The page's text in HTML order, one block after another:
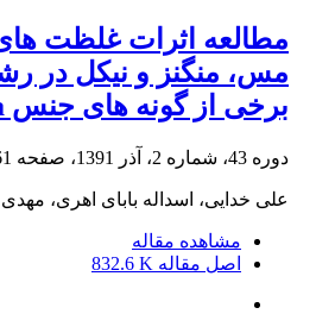
مطالعه اثرات غلظت
مس، منگنز و نیکل در
برخی از گونه های جنس Trichoderma
دوره 43، شماره 2، آذر 1391، صفحه
علی خدایی، اسداله بابای اهری، مهدی
مشاهده مقاله
اصل مقاله 832.6 K